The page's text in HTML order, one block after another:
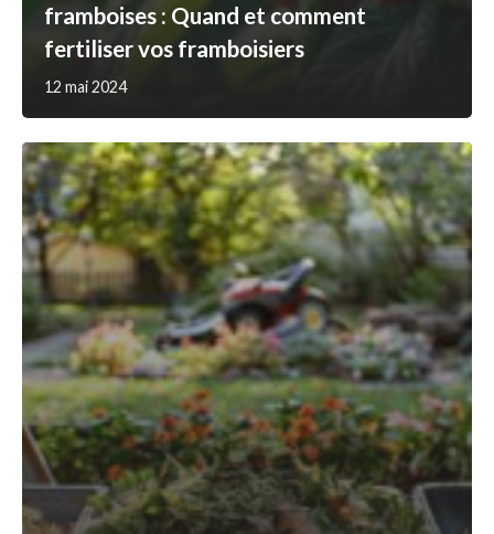
framboises : Quand et comment
fertiliser vos framboisiers
12 mai 2024